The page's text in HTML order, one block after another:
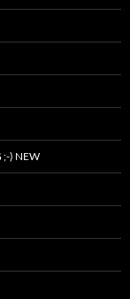
;-) NEW